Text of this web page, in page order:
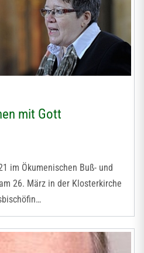
mit Gott
im Ökumenischen Buß- und
26. März in der Klosterkirche